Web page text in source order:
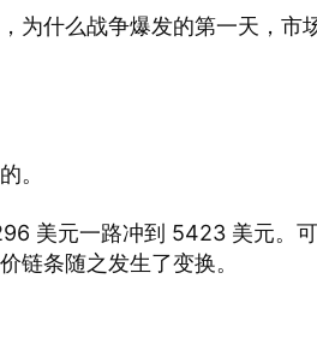
为什么战争爆发的第一天，市
。
美元一路冲到 5423 美元。
链条随之发生了变换。